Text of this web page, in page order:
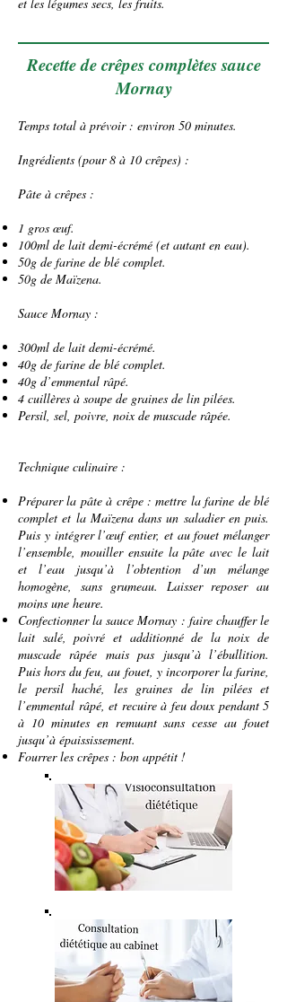
Recette de crêpes complètes sauce
Mornay
Temps total à prévoir : environ 50 minutes.
Ingrédients (pour 8 à 10 crêpes) :
Pâte à crêpes :
1 gros œuf.
100ml de lait demi-écrémé (et autant en eau).
50g de farine de blé complet.
50g de Maïzena.
Sauce Mornay :
300ml de lait demi-écrémé.
40g de farine de blé complet.
40g d’emmental râpé.
4 cuillères à soupe de graines de lin pilées.
Persil, sel, poivre, noix de muscade râpée.
Technique culinaire :
Préparer la pâte à crêpe : mettre la farine de blé
complet et la Maïzena dans un saladier en puis.
Puis y intégrer l’œuf entier, et au fouet mélanger
l’ensemble, mouiller ensuite la pâte avec le lait
et l’eau jusqu’à l’obtention d’un mélange
homogène, sans grumeau. Laisser reposer au
moins une heure.
Confectionner la sauce Mornay : faire chauffer le
lait salé, poivré et additionné de la noix de
muscade râpée mais pas jusqu’à l’ébullition.
Puis hors du feu, au fouet, y incorporer la farine,
le persil haché, les graines de lin pilées et
l’emmental râpé, et recuire à feu doux pendant 5
à 10 minutes en remuant sans cesse au fouet
jusqu’à épaississement.
Fourrer les crêpes : bon appétit !